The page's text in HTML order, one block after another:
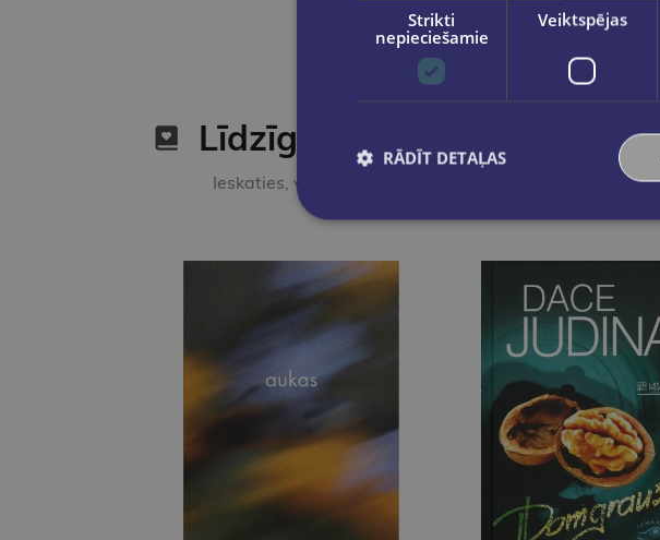
Līdzīgas preces
Ieskaties, varbūt noder
Strikti
nepieciešamie
Veiktspējas
RĀDĪT DETAĻAS